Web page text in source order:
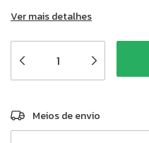
Ver mais detalhes
Entregas para o CEP:
Meios de envio